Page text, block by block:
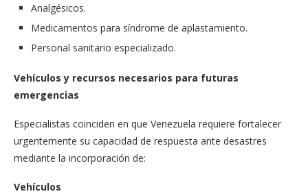
Analgésicos.
Medicamentos para síndrome de aplastamiento.
Personal sanitario especializado.
Vehículos y recursos necesarios para futuras
emergencias
Especialistas coinciden en que Venezuela requiere fortalecer
urgentemente su capacidad de respuesta ante desastres
mediante la incorporación de:
Vehículos